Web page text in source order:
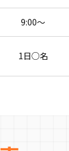
9:00〜
1日○名